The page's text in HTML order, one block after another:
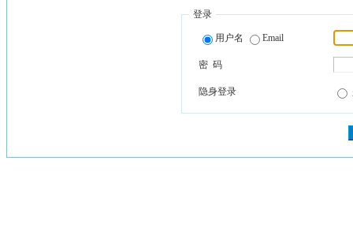
登录
用户名 Email
密 码
隐身登录